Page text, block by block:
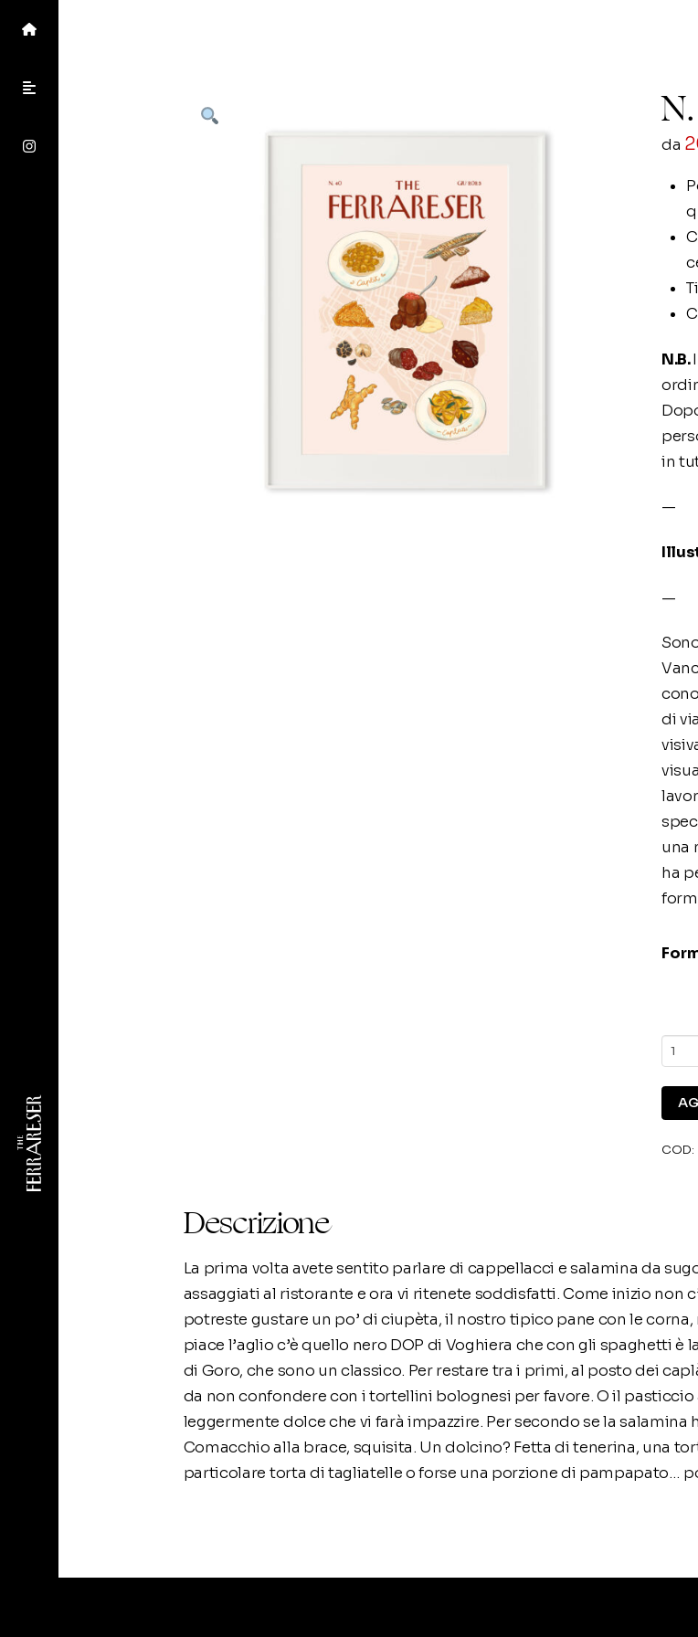
da
N.B.
in
—
—
di
una
ha
N.
040
Hu
COD:
Descrizione
La prima volta avete sentito parlare di cappellacci e salamina da
assaggiati al ristorante e ora vi ritenete soddisfatti. Come inizio non
potreste gustare un po’ di ciupèta, il nostro tipico pane con le
piace l’aglio c’è quello nero DOP di Voghiera che con gli spaghetti
di Goro, che sono un classico. Per restare tra i primi, al posto dei
da non confondere con i tortellini bolognesi per favore. O il
leggermente dolce che vi farà impazzire. Per secondo se la
Comacchio alla brace, squisita. Un dolcino? Fetta di tenerina, una
particolare torta di tagliatelle o forse una porzione di pampapato…